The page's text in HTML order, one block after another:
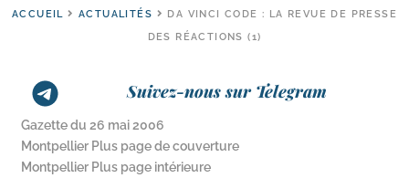
ACCUEIL ACTUALITÉS
DA VINCI CODE : LA REVUE DE PRESSE
DES RÉACTIONS (1)
Suivez-nous sur Telegram
Gazette du 26 mai 2006
Montpellier Plus page de couverture
Montpellier Plus page intérieure